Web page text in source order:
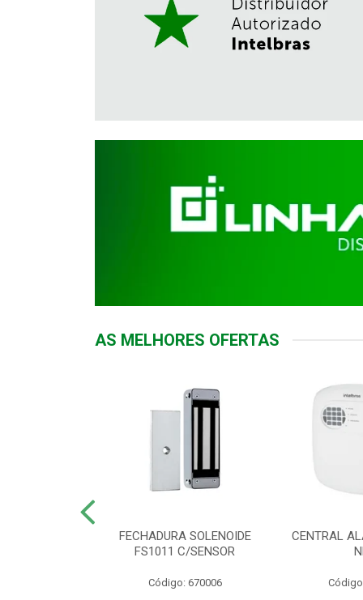
AS MELHORES OFERTAS
FECHADURA SOLENOIDE
FS1011 C/SENSOR
Código: 670006
CENTRAL